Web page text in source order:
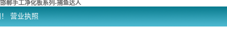
邯郸手工净化板系列-捕鱼达人
营业执照